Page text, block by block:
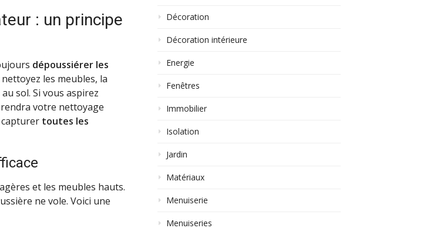
: un principe
dépoussiérer les
les meubles, la
sol. Si vous aspirez
rendra votre nettoyage
capturer toutes les
et les meubles hauts.
ne vole. Voici une
Décoration
Décoration intérieure
Energie
Fenêtres
Immobilier
Isolation
Jardin
Matériaux
Menuiserie
Menuiseries